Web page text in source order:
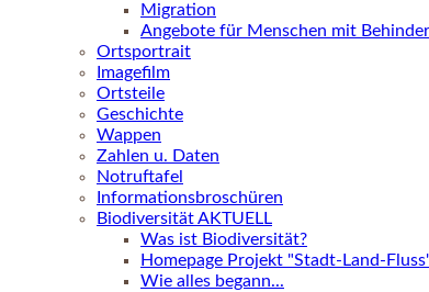
Migration
Angebote für Menschen mit
Ortsportrait
Imagefilm
Ortsteile
Geschichte
Wappen
Zahlen u. Daten
Notruftafel
Informationsbroschüren
Biodiversität AKTUELL
Was ist Biodiversität?
Homepage Projekt "Stadt-Land-
Wie alles begann...